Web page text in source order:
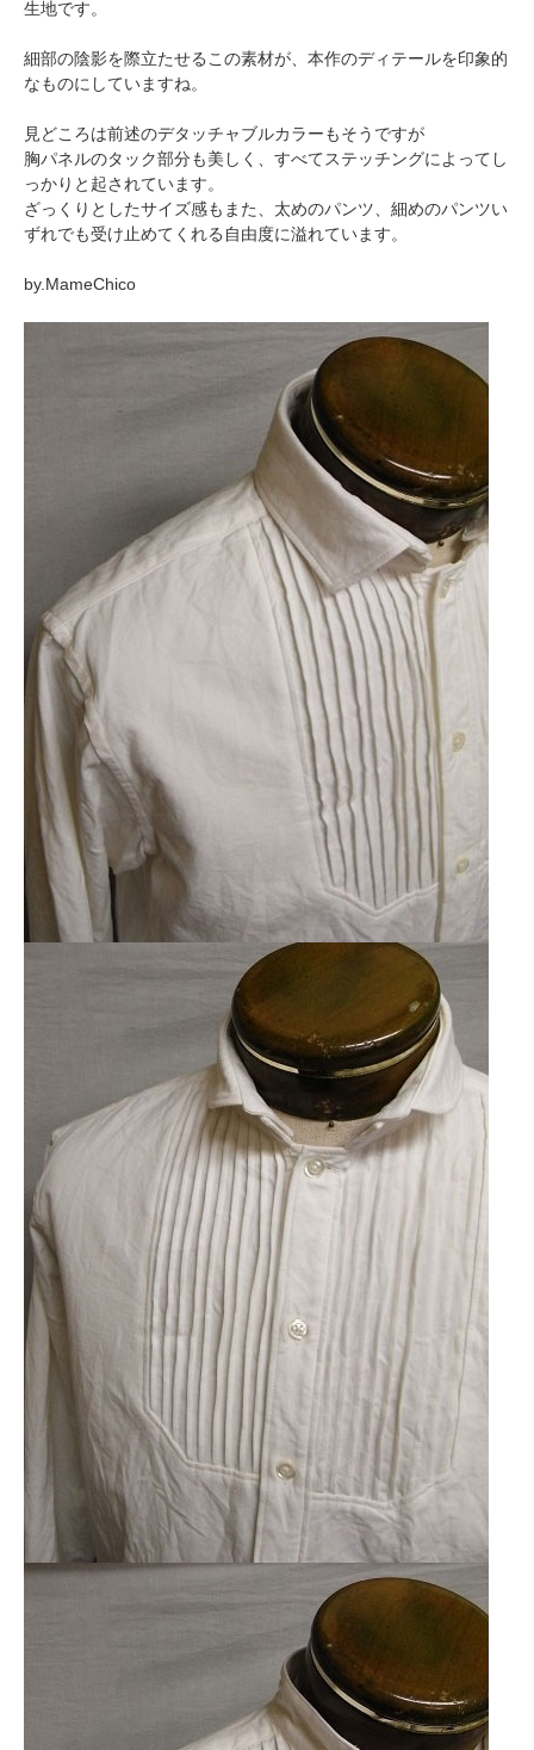
生地です。
細部の陰影を際立たせるこの素材が、本作のディテールを印象的
なものにしていますね。
見どころは前述のデタッチャブルカラーもそうですが
胸パネルのタック部分も美しく、すべてステッチングによってし
っかりと起されています。
ざっくりとしたサイズ感もまた、太めのパンツ、細めのパンツい
ずれでも受け止めてくれる自由度に溢れています。
by.MameChico